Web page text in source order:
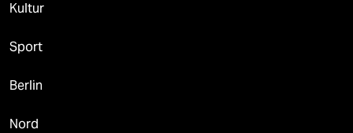
Kultur
Sport
Berlin
Nord